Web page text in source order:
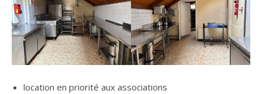
location en priorité aux associations